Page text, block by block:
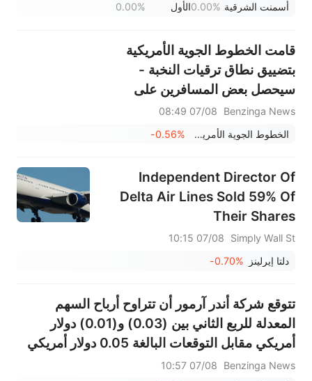
لشهر يوليو في دائرة الضوء
أسمنت الشرقية 0.00%الأول 0.00%
قامت الخطوط الجوية الأمريكية
بتضييق نطاق ترقيات النخبة -
سيحصل بعض المسافرين على
الدرجة السياحية المميزة بدلاً من
درجة رجال الأعمال على خطوط
Benzinga News
07/08 08:49
الخطوط الجوية الأمريكية
-0.56%
Independent Director Of
Delta Air Lines Sold 59% Of
Their Shares
Simply Wall St
07/08 10:15
دلتا إيرلينز
-0.70%
تتوقع شركة أندر آرمور أن تتراوح أرباح السهم
المعدلة للربع الثاني بين (0.03) و(0.01) دولار
أمريكي مقابل التوقعات البالغة 0.05 دولار أمريكي
Benzinga News
07/08 10:57